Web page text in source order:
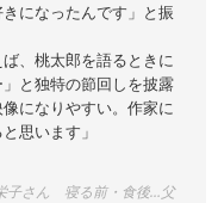
になったんです」と振
、桃太郎を語るときに
と独特の節回しを披露
になりやすい。作家に
思います」
子さん 寝る前・食後…父